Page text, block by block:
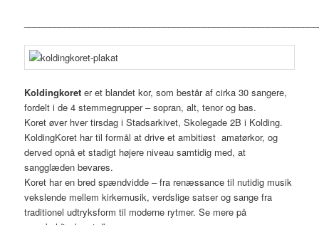
Koldingkoret er et blandet kor, som består af cirka 30 sangere,
fordelt i de 4 stemmegrupper – sopran, alt, tenor og bas.
Koret øver hver tirsdag i Stadsarkivet, Skolegade 2B i Kolding.
KoldingKoret har til formål at drive et ambitiøst amatørkor, og
derved opnå et stadigt højere niveau samtidig med, at
sangglæden bevares.
Koret har en bred spændvidde – fra renæssance til nutidig musik
vekslende mellem kirkemusik, verdslige satser og sange fra
traditionel udtryksform til moderne rytmer. Se mere på